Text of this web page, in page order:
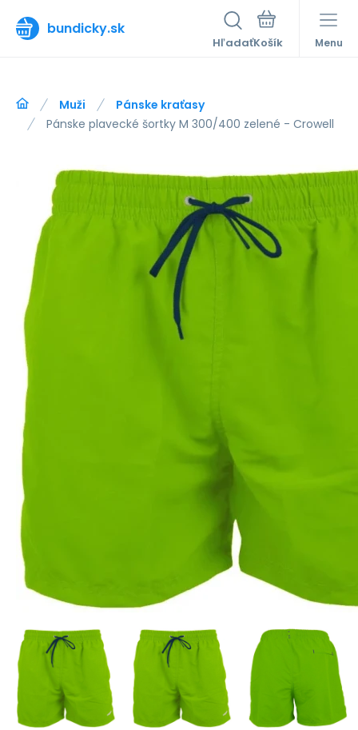
bundicky.sk
Hľadať Menu
Muži
Pánske kraťasy
Pánske plavecké šortky M 300/400 zelené - Crowell